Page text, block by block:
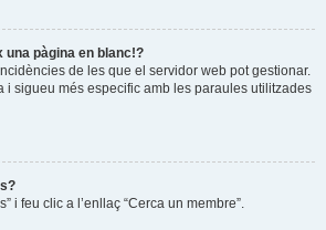
una pàgina en blanc!?
de les que el servidor web pot gestionar.
i sigueu més especific amb les paraules utilitzades
i feu clic a l’enllaç “Cerca un membre”.